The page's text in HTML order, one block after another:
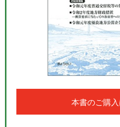
本書のご購